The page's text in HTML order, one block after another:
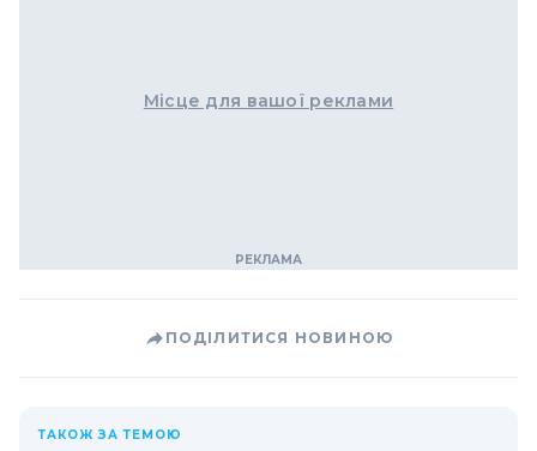
Місце для вашої реклами
ПОДІЛИТИСЯ НОВИНОЮ
ТАКОЖ ЗА ТЕМОЮ